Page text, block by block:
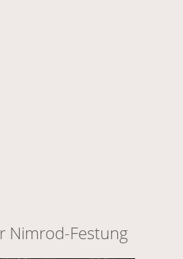
Nimrod-Festung